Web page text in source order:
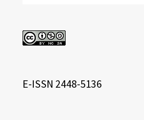
cc
eissn
E-ISSN 2448-5136